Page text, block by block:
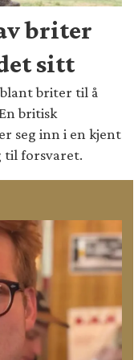
briter
sitt
briter til å
britisk
seg inn i en kjent
forsvaret.